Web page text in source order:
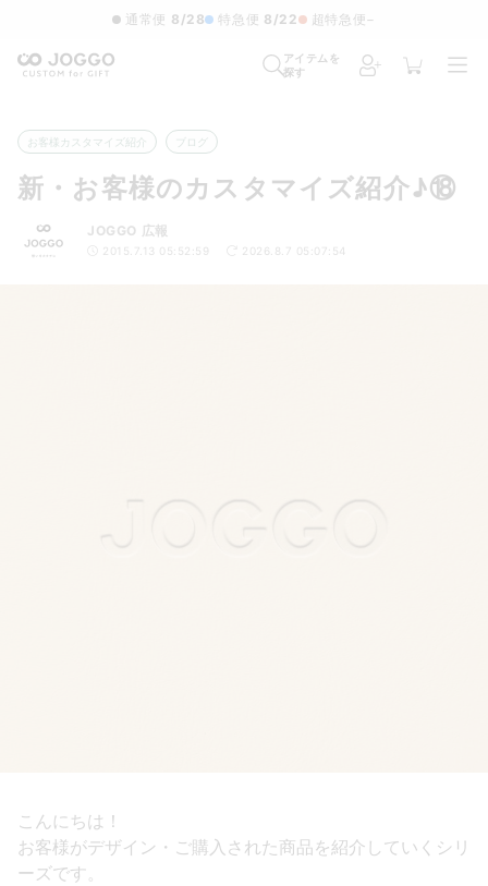
通常便 8/28 特急便 8/22 超特急便−
アイテムを
探す
お客様カスタマイズ紹介 ブログ
新・お客様のカスタマイズ紹介♪⑱
JOGGO 広報
2015.7.13 05:52:59 2026.8.7 05:07:54
こんにちは！
お客様がデザイン・ご購入された商品を紹介していくシリ
ーズです。